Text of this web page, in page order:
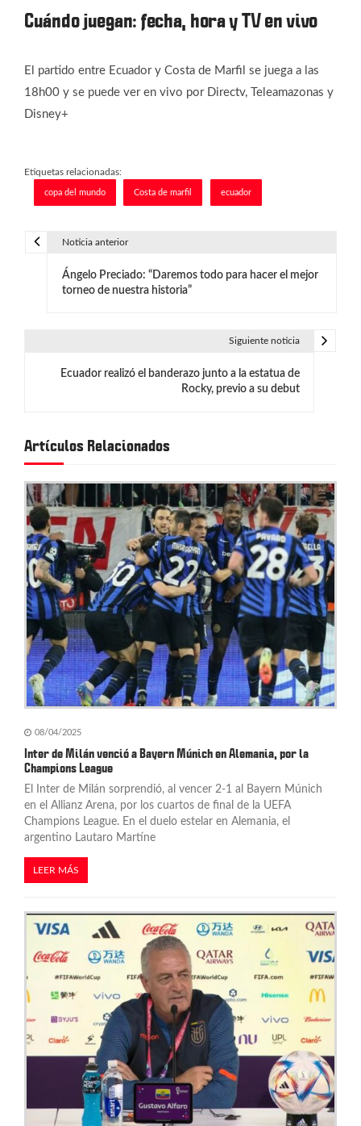
Cuándo juegan: fecha, hora y TV en vivo
El partido entre Ecuador y Costa de Marfil se juega a las
18h00 y se puede ver en vivo por Directv, Teleamazonas y
Disney+
Etiquetas relacionadas:
copa del mundo Costa de marfil ecuador
i
ó
n
d
e
e
n
t
r
d
a
s
Noticia anterior
Ángelo Preciado: “Daremos todo para hacer el mejor
torneo de nuestra historia”
Siguiente noticia
Ecuador realizó el banderazo junto a la estatua de
Rocky, previo a su debut
Artículos Relacionados
08/04/2025
Inter de Milán venció a Bayern Múnich en Alemania, por la
Champions League
El Inter de Milán sorprendió, al vencer 2-1 al Bayern Múnich
en el Allianz Arena, por los cuartos de final de la UEFA
Champions League. En el duelo estelar en Alemania, el
argentino Lautaro Martíne
LEER MÁS